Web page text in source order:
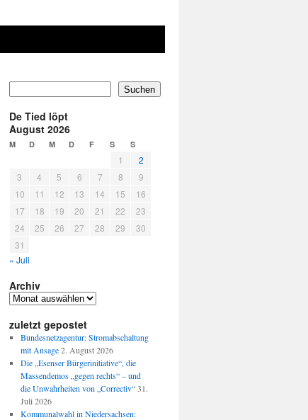
Suchen
De Tied löpt
August 2026
M D M D F S S
1
2
3
4 5 6 7 8
9
10
11 12 13 14 15
16
17
18 19 20 21 22
23
24
25 26 27 28 29
30
31
« Juli
Archiv
Archiv
zuletzt gepostet
Bundesnetzagentur: Stromabschaltung
mit Ansage 2. August 2026
Die „Esenser Bürgerinitiative“, die
Massendemos „gegen rechts“ – und
die Unwahrheiten von „Correctiv“ 31.
Juli 2026
Kommunalwahl in Niedersachsen: